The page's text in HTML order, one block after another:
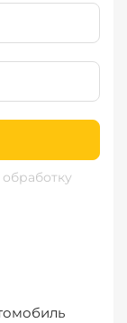
обработку